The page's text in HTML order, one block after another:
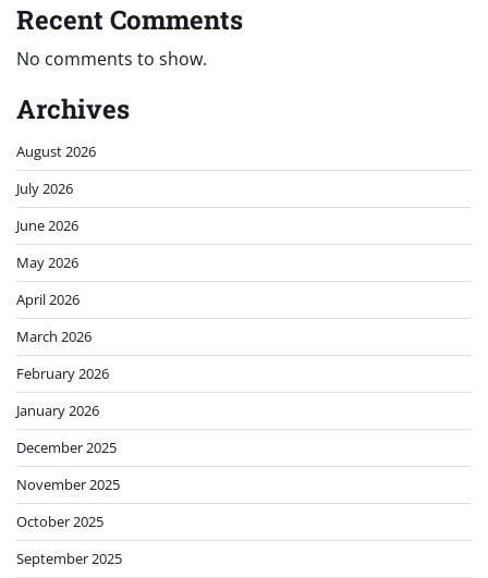
Recent Comments
No comments to show.
Archives
August 2026
July 2026
June 2026
May 2026
April 2026
March 2026
February 2026
January 2026
December 2025
November 2025
October 2025
September 2025